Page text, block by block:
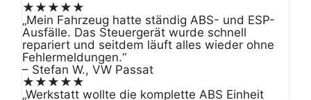
★★★★★
„Mein Fahrzeug hatte ständig ABS- und ESP-
Ausfälle. Das Steuergerät wurde schnell
repariert und seitdem läuft alles wieder ohne
Fehlermeldungen.“
– Stefan W., VW Passat
★★★★★
„Werkstatt wollte die komplette ABS Einheit